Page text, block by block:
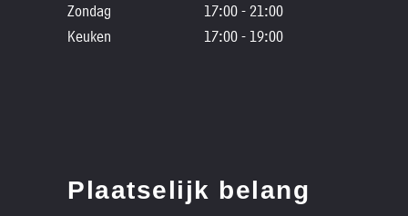
Zondag
17:00 - 21:00
Keuken
17:00 - 19:00
Plaatselijk belang